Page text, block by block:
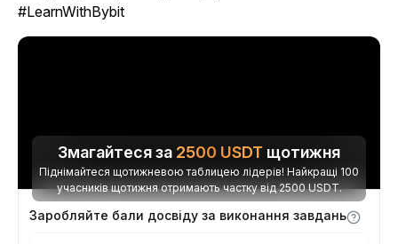
#LearnWithBybit
Змагайтеся за 2500 USDT щотижня
Піднімайтеся щотижневою таблицею лідерів! Найкращі 100
учасників щотижня отримають частку від 2500 USDT.
Заробляйте бали досвіду за виконання завдань